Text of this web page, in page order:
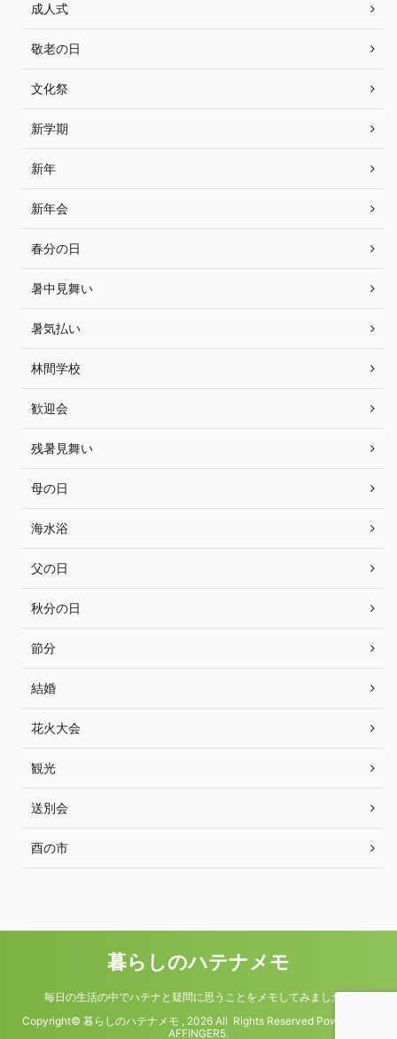
成人式
敬老の日
文化祭
新学期
新年
新年会
春分の日
暑中見舞い
暑気払い
林間学校
歓迎会
残暑見舞い
母の日
海水浴
父の日
秋分の日
節分
結婚
花火大会
観光
送別会
酉の市
暮らしのハテナメモ
毎日の生活の中でハテナと疑問に思うことをメモしてみました。
Copyright© 暮らしのハテナメモ , 2026 All Rights Reserved Powered by
AFFINGER5.